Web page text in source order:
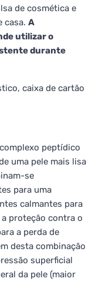
de cosmética e
casa. A
utilizar o
durante
caixa de cartão
peptídico
uma pele mais lisa
se
para uma
calmantes para
proteção contra o
a perda de
desta combinação
superficial
da pele (maior